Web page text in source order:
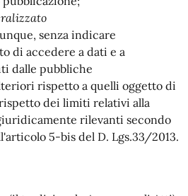
senza indicare
di accedere a dati e a
dalle pubbliche
rispetto a quelli oggetto di
dei limiti relativi alla
rilevanti secondo
5-bis del D. Lgs.33/2013.